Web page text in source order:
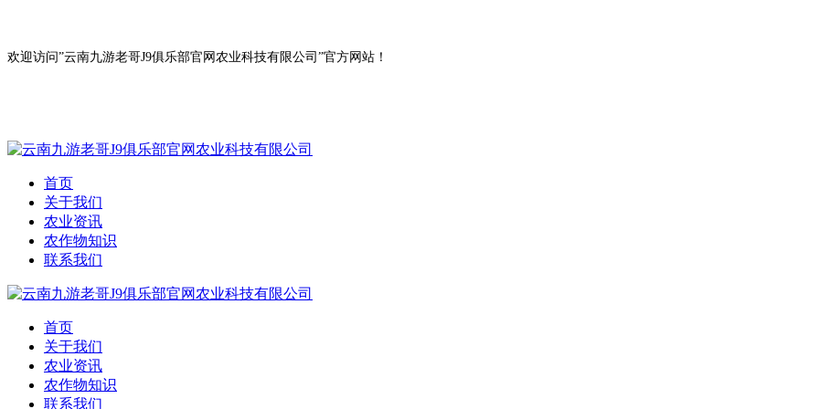
欢迎访问”云南九游老哥J9俱乐部官网农业科技有限公司”官方网站！
首页
关于我们
农业资讯
农作物知识
联系我们
首页
关于我们
农业资讯
农作物知识
联系我们